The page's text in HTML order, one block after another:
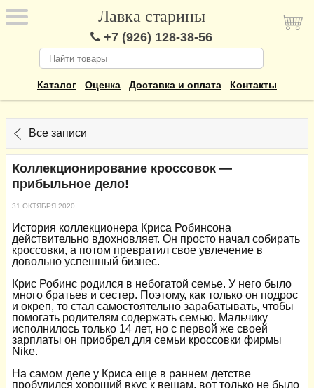
Лавка старины
+7 (926) 128-38-56
Каталог Оценка Доставка и оплата Контакты
Все записи
Коллекционирование кроссовок —
прибыльное дело!
31 ОКТЯБРЯ 2020
История коллекционера Криса Робинсона
действительно вдохновляет. Он просто начал собирать
кроссовки, а потом превратил свое увлечение в
довольно успешный бизнес.
Крис Робинс родился в небогатой семье. У него было
много братьев и сестер. Поэтому, как только он подрос
и окреп, то стал самостоятельно зарабатывать, чтобы
помогать родителям содержать семью. Мальчику
исполнилось только 14 лет, но с первой же своей
зарплаты он приобрел для семьи кроссовки фирмы
Nike.
На самом деле у Криса еще в раннем детстве
пробудился хороший вкус к вещам, вот только не было